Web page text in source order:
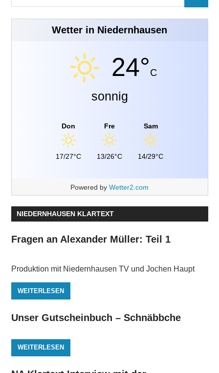
nach:
Wetter in Niedernhausen
24°C
sonnig
Don
17/27°C
Fre
13/26°C
Sam
14/29°C
Powered by Wetter2.com
NIEDERNHAUSEN KLARTEXT
Fragen an Alexander Müller: Teil 1
Produktion mit Niedernhausen TV und Jochen Haupt
WEITERLESEN
Unser Gutscheinbuch – Schnäbbche
WEITERLESEN